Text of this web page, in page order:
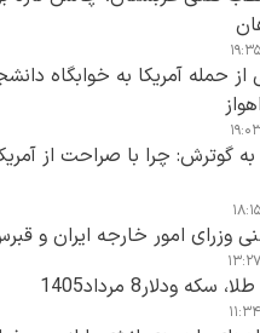
حمله آمریکا به خوابگاه
گوترش: چرا با صراحت از
وزرای امور خارجه ایران و
ودلار8 مرداد1405